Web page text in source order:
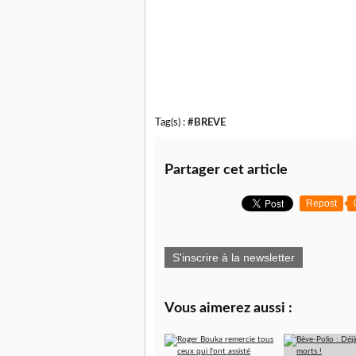
Tag(s) : #BREVE
Partager cet article
Repost
S'inscrire à la newsletter
Vous aimerez aussi :